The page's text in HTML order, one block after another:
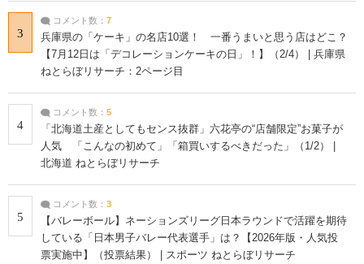
3
コメント数： 7
兵庫県の「ケーキ」の名店10選！ 一番うまいと思う店はどこ？
【7月12日は「デコレーションケーキの日」！】（2/4） | 兵庫県
ねとらぼリサーチ：2ページ目
4
コメント数： 5
「北海道土産としてもセンス抜群」六花亭の“店舗限定”お菓子が
人気 「こんなの初めて」「箱買いするべきだった」（1/2） |
北海道 ねとらぼリサーチ
5
コメント数： 3
【バレーボール】ネーションズリーグ日本ラウンドで活躍を期待
している「日本男子バレー代表選手」は？【2026年版・人気投
票実施中】（投票結果） | スポーツ ねとらぼリサーチ